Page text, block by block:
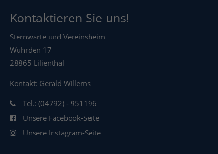
Kontaktieren Sie uns!
Sternwarte und Vereinsheim
Wührden 17
28865 Lilienthal
Kontakt: Gerald Willems
Tel.: (04792) - 951196
Unsere Facebook-Seite
Unsere Instagram-Seite